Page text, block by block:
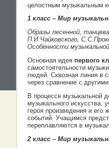
целостным музыкальным
1 класс – Мир
Образы песенной,
П.И.Чайковского,
Особенности
Основная идея первого
самостоятельности
людей. Сквозная линия в
через сравнение с
В процессе музыкальной
музыкального искусства,
героя произведения и его
событий. Учащимся
переплавляются в
2 класс – Мир